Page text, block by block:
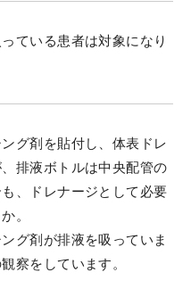
ている患者は対象になり
グ剤を貼付し、体表ドレ
排液ボトルは中央配管の
、ドレナージとして必要
。
グ剤が排液を吸っていま
察をしています。